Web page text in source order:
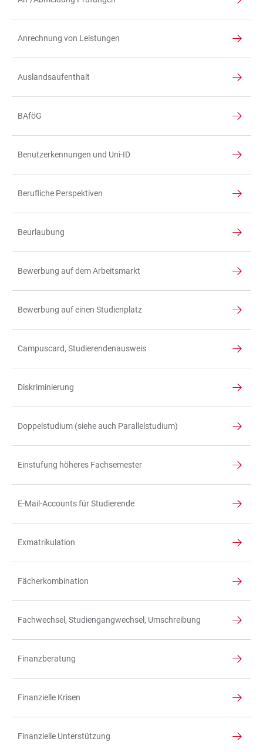
Anrechnung von Leistungen
Auslandsaufenthalt
BAföG
Benutzerkennungen und Uni-ID
Berufliche Perspektiven
Beurlaubung
Bewerbung auf dem Arbeitsmarkt
Bewerbung auf einen Studienplatz
Campuscard, Studierendenausweis
Diskriminierung
Doppelstudium (siehe auch Parallelstudium)
Einstufung höheres Fachsemester
E-Mail-Accounts für Studierende
Exmatrikulation
Fächerkombination
Fachwechsel, Studiengangwechsel, Umschreibung
Finanzberatung
Finanzielle Krisen
Finanzielle Unterstützung